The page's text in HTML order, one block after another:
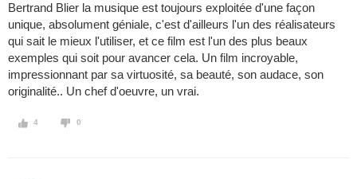
Bertrand Blier la musique est toujours exploitée d'une façon
unique, absolument géniale, c'est d'ailleurs l'un des réalisateurs
qui sait le mieux l'utiliser, et ce film est l'un des plus beaux
exemples qui soit pour avancer cela. Un film incroyable,
impressionnant par sa virtuosité, sa beauté, son audace, son
originalité.. Un chef d'oeuvre, un vrai.
4 0